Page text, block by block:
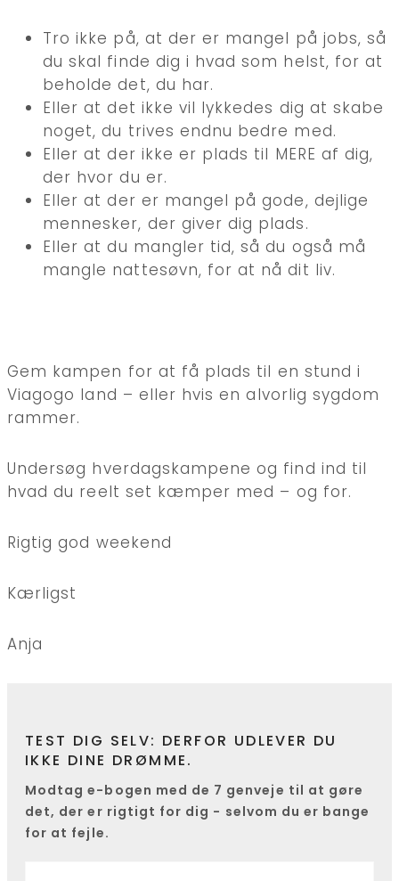
Tro ikke på, at der er mangel på jobs, så
du skal finde dig i hvad som helst, for at
beholde det, du har.
Eller at det ikke vil lykkedes dig at skabe
noget, du trives endnu bedre med.
Eller at der ikke er plads til MERE af dig,
der hvor du er.
Eller at der er mangel på gode, dejlige
mennesker, der giver dig plads.
Eller at du mangler tid, så du også må
mangle nattesøvn, for at nå dit liv.
Gem kampen for at få plads til en stund i
Viagogo land – eller hvis en alvorlig sygdom
rammer.
Undersøg hverdagskampene og find ind til
hvad du reelt set kæmper med – og for.
Rigtig god weekend
Kærligst
Anja
TEST DIG SELV: DERFOR UDLEVER DU
IKKE DINE DRØMME.
Modtag e-bogen med de 7 genveje til at gøre
det, der er rigtigt for dig - selvom du er bange
for at fejle.